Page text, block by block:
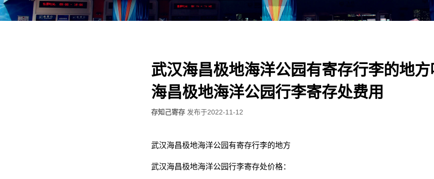
武汉海昌极地海洋公园有寄存行李的地
海昌极地海洋公园行李寄存处费用
存知己寄存 发布于2022-11-12
武汉海昌极地海洋公园有寄存行李的地方
武汉海昌极地海洋公园行李寄存处价格：